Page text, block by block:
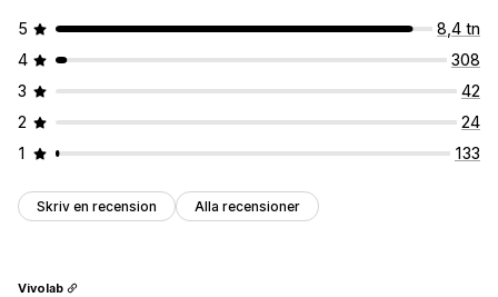
5
8,4 tn
4
308
3
42
2
24
1
133
Skriv en recension Alla recensioner
Vivolab